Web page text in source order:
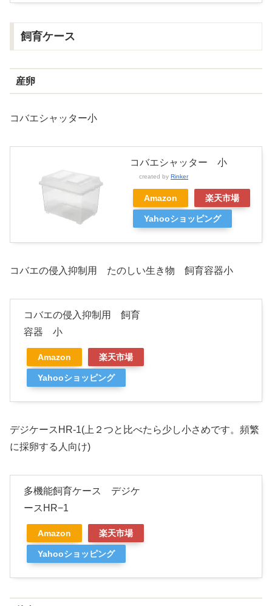
飼育ケース
産卵
コバエシャッター小
コバエシャッター 小
created by Rinker
Amazon 楽天市場
Yahooショッピング
コバエの侵入抑制用 たのしい生き物 飼育容器小
コバエの侵入抑制用 飼育
容器 小
Amazon 楽天市場
Yahooショッピング
デジケースHR-1(上２つと比べたら少し小さめです。頻繁
に採卵する人向け)
多機能飼育ケース デジケ
ースHR−1
Amazon 楽天市場
Yahooショッピング